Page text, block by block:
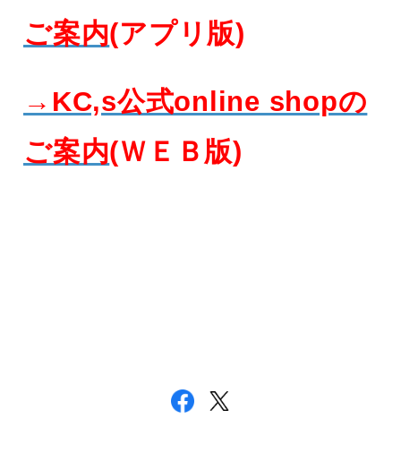
ご案内(アプリ版)
→KC,s公式online shopの
ご案内(ＷＥＢ版)